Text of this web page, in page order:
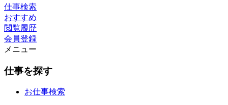
仕事検索
おすすめ
閲覧履歴
会員登録
メニュー
仕事を探す
お仕事検索